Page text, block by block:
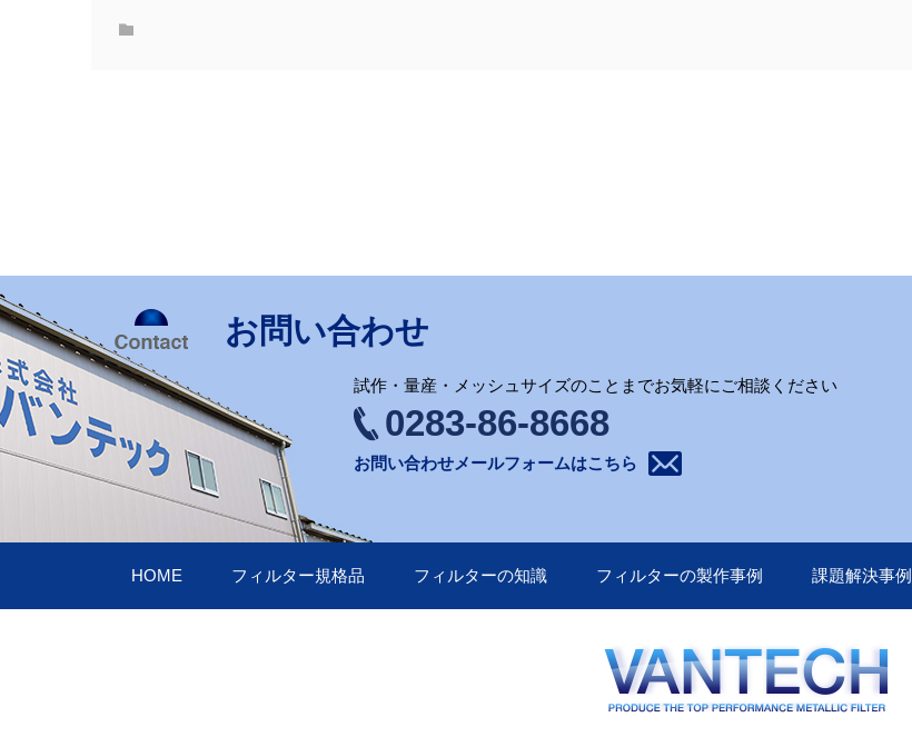
お問い合わせ
試作・量産・メッシュサイズのことまでお気軽にご相談ください
0283-86-8668
お問い合わせメールフォームはこちら
HOME フィルター規格品 フィルターの知識 フィルターの製作事例 課題解決事例